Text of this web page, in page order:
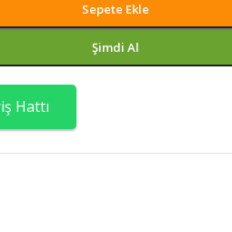
Sepete Ekle
Şimdi Al
Hattı